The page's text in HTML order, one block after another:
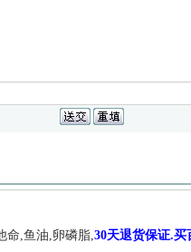
命,鱼油,卵磷脂,30天退货保证.买